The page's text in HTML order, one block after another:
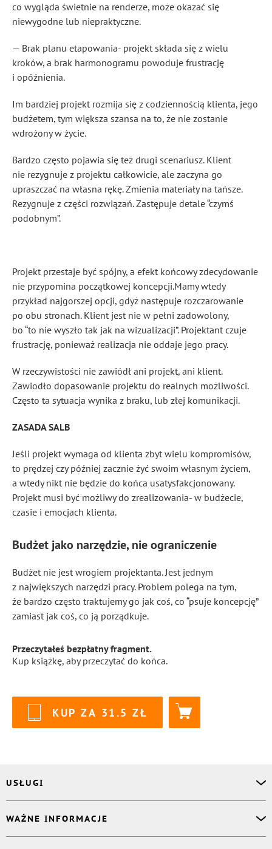
co wygląda świetnie na renderze, może okazać się
niewygodne lub niepraktyczne.
— Brak planu etapowania- projekt składa się z wielu
kroków, a brak harmonogramu powoduje frustrację
i opóźnienia.
Im bardziej projekt rozmija się z codziennością klienta, jego
budżetem, tym większa szansa na to, że nie zostanie
wdrożony w życie.
Bardzo często pojawia się też drugi scenariusz. Klient
nie rezygnuje z projektu całkowicie, ale zaczyna go
upraszczać na własna rękę. Zmienia materiały na tańsze.
Rezygnuje z części rozwiązań. Zastępuje detale “czymś
podobnym”.
Projekt przestaje być spójny, a efekt końcowy zdecydowanie
nie przypomina początkowej koncepcji.Mamy wtedy
przykład najgorszej opcji, gdyż następuje rozczarowanie
po obu stronach. Klient jest nie w pełni zadowolony,
bo “to nie wyszło tak jak na wizualizacji”. Projektant czuje
frustrację, ponieważ realizacja nie oddaje jego pracy.
W rzeczywistości nie zawiódł ani projekt, ani klient.
Zawiodło dopasowanie projektu do realnych możliwości.
Często ta sytuacja wynika z braku, lub złej komunikacji.
ZASADA SALB
Jeśli projekt wymaga od klienta zbyt wielu kompromisów,
to prędzej czy później zacznie żyć swoim własnym życiem,
a wtedy nikt nie będzie do końca usatysfakcjonowany.
Projekt musi być możliwy do zrealizowania- w budżecie,
czasie i emocjach klienta.
Budżet jako narzędzie, nie ograniczenie
Budżet nie jest wrogiem projektanta. Jest jednym
z największych narzędzi pracy. Problem polega na tym,
że bardzo często traktujemy go jak coś, co “psuje koncepcję”
zamiast jak coś, co ją porządkuje.
Przeczytałeś bezpłatny fragment.
Kup książkę, aby przeczytać do końca.
KUP ZA 31.5
USŁUGI
Korektor
Projektant okładki
WAŻNE INFORMACJE